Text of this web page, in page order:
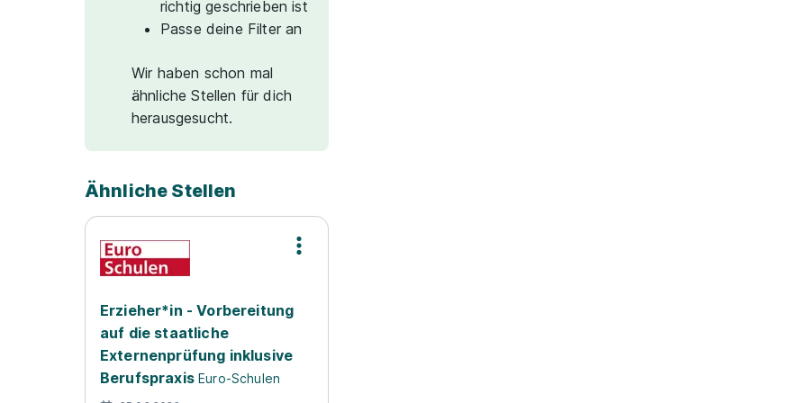
richtig geschrieben ist
Passe deine Filter an
Wir haben schon mal
ähnliche Stellen für dich
herausgesucht.
Ähnliche Stellen
Erzieher*in - Vorbereitung
auf die staatliche
Externenprüfung inklusive
Berufspraxis Euro-Schulen